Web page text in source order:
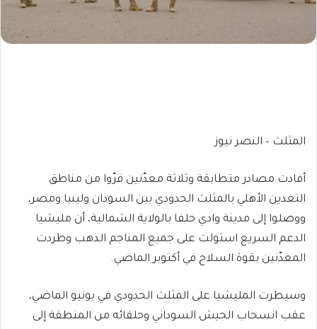
المثلث – النصر نيوز
أفادت مصادر متطابقة وثلاثة معدّنين فرّوا من مناطق
التعدين الأهلي بالمثلث الحدودي بين السودان وليبيا ومصر،
ووصلوا إلى مدينة وادي حلفا بالولاية الشمالية، أن مليشيا
الدعم السريع استولت على جميع المناجم الذهب وطردت
المعدّنين بقوة السلاح في أكتوبر الماضي.
وسيطرت المليشيا على المثلث الحدودي في يونيو الماضي،
عقب انسحاب الجيش السوداني وحلفائه من المنطقة إلى